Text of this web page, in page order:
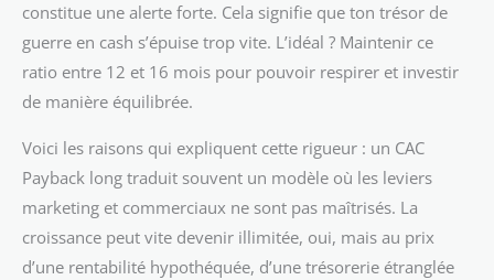
constitue une alerte forte. Cela signifie que ton trésor de
guerre en cash s’épuise trop vite. L’idéal ? Maintenir ce
ratio entre 12 et 16 mois pour pouvoir respirer et investir
de manière équilibrée.
Voici les raisons qui expliquent cette rigueur : un CAC
Payback long traduit souvent un modèle où les leviers
marketing et commerciaux ne sont pas maîtrisés. La
croissance peut vite devenir illimitée, oui, mais au prix
d’une rentabilité hypothéquée, d’une trésorerie étranglée